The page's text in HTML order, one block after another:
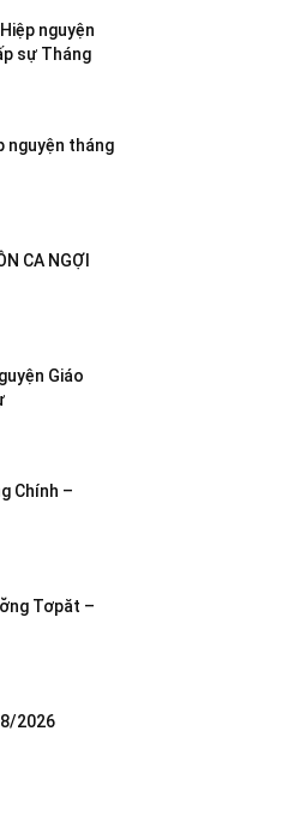
nguyện
sự Tháng
nguyện tháng
CA NGỢI
Giáo
Chính –
Tơpăt –
2026